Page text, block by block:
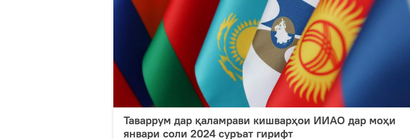
Таваррум дар қаламрави кишварҳои ИИАО дар моҳи
январи соли 2024 суръат гирифт